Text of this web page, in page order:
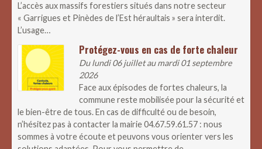
L’accès aux massifs forestiers situés dans notre secteur
« Garrigues et Pinèdes de l’Est héraultais » sera interdit.
L’usage…
Protégez-vous en cas de forte chaleur
Du lundi 06 juillet au mardi 01 septembre
2026
Face aux épisodes de fortes chaleurs, la
commune reste mobilisée pour la sécurité et
le bien-être de tous. En cas de difficulté ou de besoin,
n’hésitez pas à contacter la mairie 04.67.59.61.57 : nous
sommes à votre écoute et peuvons vous orienter vers les